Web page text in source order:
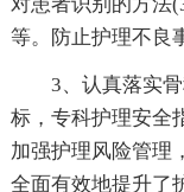
等。防止护理不良
3、认真落实骨
标，专科护理安全
加强护理风险管理
全面有效地提升了